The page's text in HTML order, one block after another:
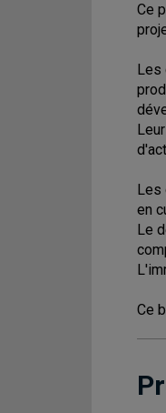
Ce
Les
Les
en
Le
Ce